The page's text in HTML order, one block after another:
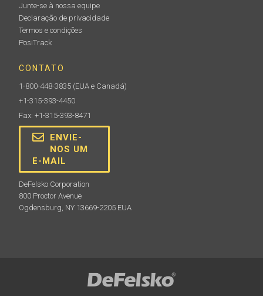
Junte-se à nossa equipe
Declaração de privacidade
Termos e condições
PosiTrack
CONTATO
1-800-448-3835 (EUA e Canadá)
+1-315-393-4450
Fax: +1-315-393-8471
ENVIE-
NOS UM
E-MAIL
DeFelsko Corporation
800 Proctor Avenue
Ogdensburg, NY 13669-2205 EUA